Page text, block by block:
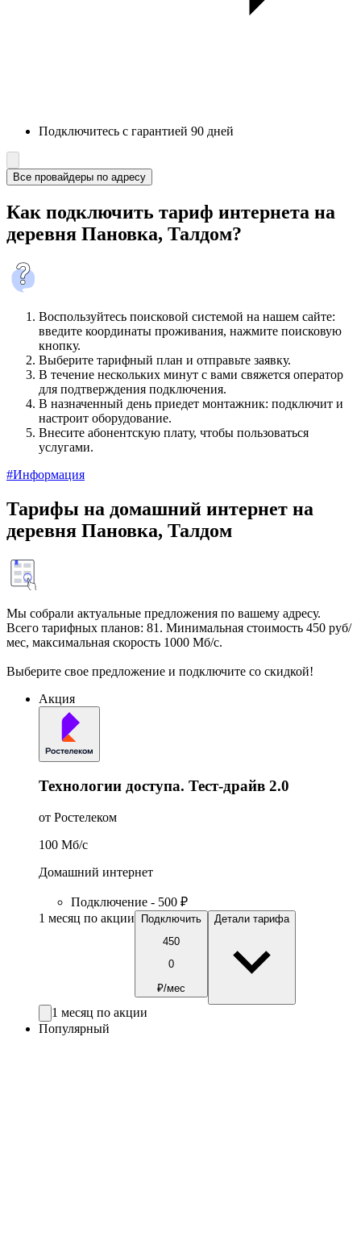
Подключитесь с гарантией 90 дней
Все провайдеры по адресу
Как подключить тариф интернета на
деревня Пановка, Талдом?
Воспользуйтесь поисковой системой на нашем сайте:
введите координаты проживания, нажмите поисковую
кнопку.
Выберите тарифный план и отправьте заявку.
В течение нескольких минут с вами свяжется оператор
для подтверждения подключения.
В назначенный день приедет монтажник: подключит и
настроит оборудование.
Внесите абонентскую плату, чтобы пользоваться
услугами.
#Информация
Тарифы на домашний интернет на
деревня Пановка, Талдом
Мы собрали актуальные предложения по вашему адресу.
Всего тарифных планов: 81. Минимальная стоимость 450 руб/
мес, максимальная скорость 1000 Мб/с.
Выберите свое предложение и подключите со скидкой!
Акция
Технологии доступа. Тест-драйв 2.0
от Ростелеком
100 Мб/c
Домашний интернет
Подключение - 500 ₽
1 месяц по акции
Подключить
450
0
₽/мес
Детали тарифа
1 месяц по акции
Популярный